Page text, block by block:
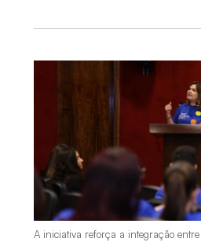
A iniciativa reforça a integração